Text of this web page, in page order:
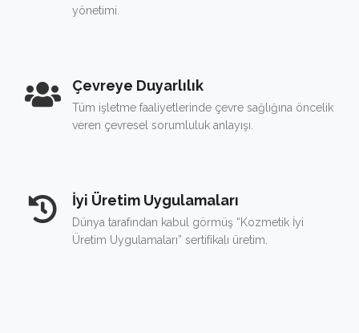
yönetimi.
Çevreye Duyarlılık
Tüm işletme faaliyetlerinde çevre sağlığına öncelik
veren çevresel sorumluluk anlayışı.
İyi Üretim Uygulamaları
Dünya tarafından kabul görmüş “Kozmetik İyi
Üretim Uygulamaları” sertifikalı üretim.